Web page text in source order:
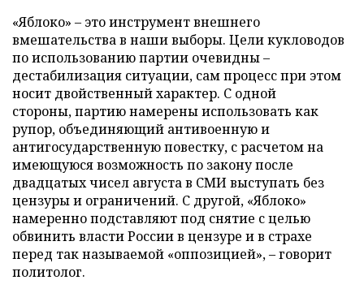
«Яблоко» – это инструмент внешнего
вмешательства в наши выборы. Цели кукловодов
по использованию партии очевидны –
дестабилизация ситуации, сам процесс при этом
носит двойственный характер. С одной
стороны, партию намерены использовать как
рупор, объединяющий антивоенную и
антигосударственную повестку, с расчетом на
имеющуюся возможность по закону после
двадцатых чисел августа в СМИ выступать без
цензуры и ограничений. С другой, «Яблоко»
намеренно подставляют под снятие с целью
обвинить власти России в цензуре и в страхе
перед так называемой «оппозицией», – говорит
политолог.